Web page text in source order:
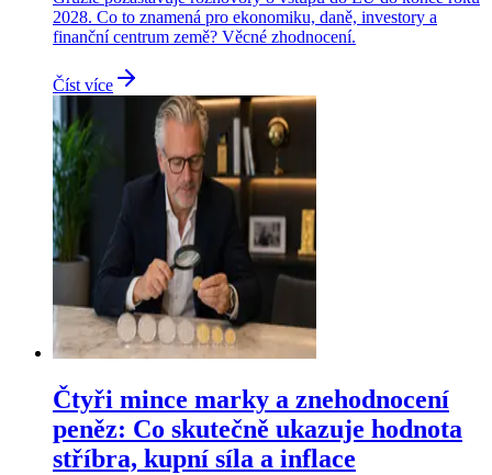
2028. Co to znamená pro ekonomiku, daně, investory a
finanční centrum země? Věcné zhodnocení.
Číst více
Čtyři mince marky a znehodnocení
peněz: Co skutečně ukazuje hodnota
stříbra, kupní síla a inflace